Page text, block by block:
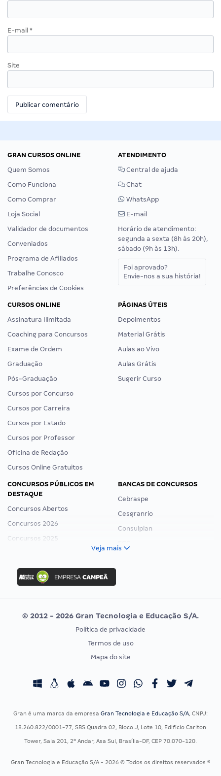
E-mail *
Site
GRAN CURSOS ONLINE
Quem Somos
Como Funciona
Como Comprar
Loja Social
Validador de documentos
Conveniados
Programa de Afiliados
Trabalhe Conosco
Preferências de Cookies
ATENDIMENTO
Central de ajuda
Chat
WhatsApp
E-mail
Horário de atendimento:
segunda a sexta (8h às 20h),
sábado (9h às 13h).
Foi aprovado?
Envie-nos a sua história!
CURSOS ONLINE
Assinatura Ilimitada
Coaching para Concursos
Exame de Ordem
Graduação
Pós-Graduação
Cursos por Concurso
Cursos por Carreira
Cursos por Estado
Cursos por Professor
Oficina de Redação
Cursos Online Gratuitos
PÁGINAS ÚTEIS
Depoimentos
Material Grátis
Aulas ao Vivo
Aulas Grátis
Sugerir Curso
CONCURSOS PÚBLICOS EM
DESTAQUE
Concursos Abertos
Concursos 2026
Concursos 2025
Concurso Ibama
Concurso MPU
Editais publicados
BANCAS DE CONCURSOS
Cebraspe
Cesgranrio
Consulplan
Vunesp
CONCURSOS POR PROFISSÃO
Concursos Fiscais
Concursos Saúde
Residência Multiprofissional
EXAME DE ORDEM
Calendário OAB
Veja mais
© 2012 - 2026 Gran Tecnologia e Educação S/A.
Política de privacidade
Termos de uso
Mapa do site
Gran é uma marca da empresa Gran Tecnologia e Educação S/A, CNPJ:
18.260.822/0001-77, SBS Quadra 02, Bloco J, Lote 10, Edifício Carlton
Tower, Sala 201, 2º Andar, Asa Sul, Brasília-DF, CEP 70.070-120.
Gran Tecnologia e Educação S/A - 2026 © Todos os direitos reservados ®